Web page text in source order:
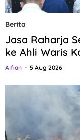
Berita
Jasa Raharja
ke Ahli Waris
Alfian 5 Aug 2026